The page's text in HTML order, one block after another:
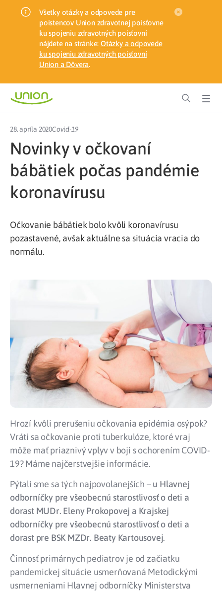
Všetky otázky a odpovede pre
poistencov Union zdravotnej poisťovne
ku spojeniu zdravotných poisťovní
nájdete na stránke: Otázky a odpovede
ku spojeniu zdravotných poisťovní
Union a Dôvera.
28. apríla 2020Covid-19
Novinky v očkovaní
bábätiek počas pandémie
koronavírusu
Očkovanie bábätiek bolo kvôli koronavírusu
pozastavené, avšak aktuálne sa situácia vracia do
normálu.
Hrozí kvôli prerušeniu očkovania epidémia osýpok?
Vráti sa očkovanie proti tuberkulóze, ktoré vraj
môže mať priaznivý vplyv v boji s ochorením COVID-
19? Máme najčerstvejšie informácie.
Pýtali sme sa tých najpovolanejších –u Hlavnej
odborníčky pre všeobecnú starostlivosť o deti a
dorast MUDr. Eleny Prokopovej a Krajskej
odborníčky pre všeobecnú starostlivosť o deti a
dorast pre BSK MZDr. Beaty Kartousovej.
Činnosť primárnych pediatrov je od začiatku
pandemickej situácie usmerňovaná Metodickými
usmerneniami Hlavnej odborníčky Ministerstva